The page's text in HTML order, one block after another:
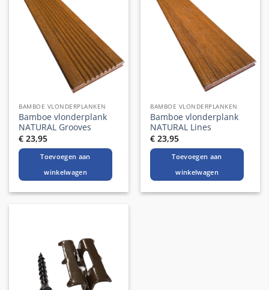
BAMBOE VLONDERPLANKEN
Bamboe vlonderplank
NATURAL Grooves
€ 23,95
Toevoegen aan
winkelwagen
BAMBOE VLONDERPLANKEN
Bamboe vlonderplank
NATURAL Lines
€ 23,95
Toevoegen aan
winkelwagen